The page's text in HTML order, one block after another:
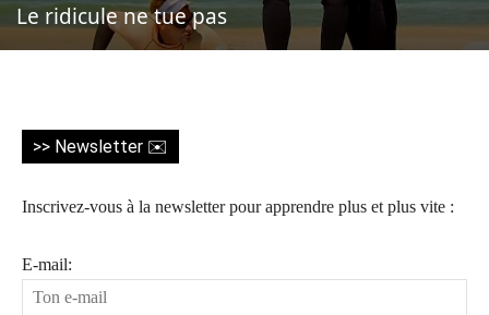
Le ridicule ne tue pas
>> Newsletter ✉️
Inscrivez-vous à la newsletter pour apprendre plus et plus vite :
E-mail: